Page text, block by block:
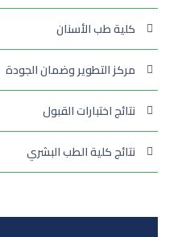
كلية طب الأسنان
مركز التطوير وضمان الجودة
نتائج اختبارات القبول
نتائج كلية الطب البشري